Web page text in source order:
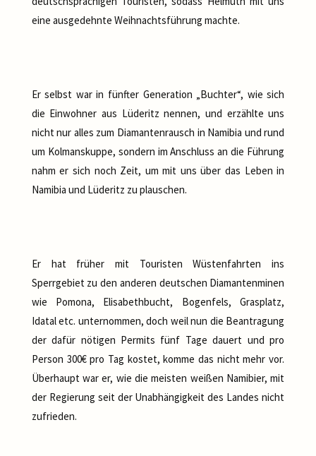
eine ausgedehnte Weihnachtsführung machte.
Er selbst war in fünfter Generation „Buchter“, wie sich
die Einwohner aus Lüderitz nennen, und erzählte uns
nicht nur alles zum Diamantenrausch in Namibia und rund
um Kolmanskuppe, sondern im Anschluss an die Führung
nahm er sich noch Zeit, um mit uns über das Leben in
Namibia und Lüderitz zu plauschen.
Er hat früher mit Touristen Wüstenfahrten ins
Sperrgebiet zu den anderen deutschen Diamantenminen
wie Pomona, Elisabethbucht, Bogenfels, Grasplatz,
Idatal etc. unternommen, doch weil nun die Beantragung
der dafür nötigen Permits fünf Tage dauert und pro
Person 300€ pro Tag kostet, komme das nicht mehr vor.
Überhaupt war er, wie die meisten weißen Namibier, mit
der Regierung seit der Unabhängigkeit des Landes nicht
zufrieden.